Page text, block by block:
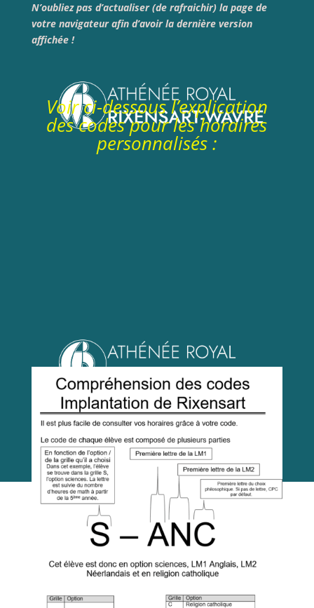
N’oubliez pas d’actualiser (de rafraichir) la page de
votre navigateur afin d’avoir la dernière version
affichée !
Voir ci-dessous l’explication
des codes pour les horaires
personnalisés :